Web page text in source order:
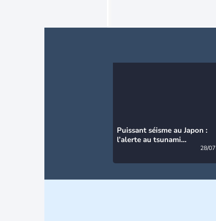
Puissant séisme au Japon :
l’alerte au tsunami
28/07